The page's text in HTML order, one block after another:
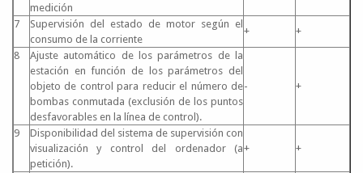
medición
7
Supervisión del estado de motor según el
consumo de la corriente
+
+
8
Ajuste automático de los parámetros de la
estación en función de los parámetros del
objeto de control para reducir el número de
bombas conmutada (exclusión de los puntos
desfavorables en la línea de control).
- +
9
Disponibilidad del sistema de supervisión con
visualización y control del ordenador (a
petición).
+ +